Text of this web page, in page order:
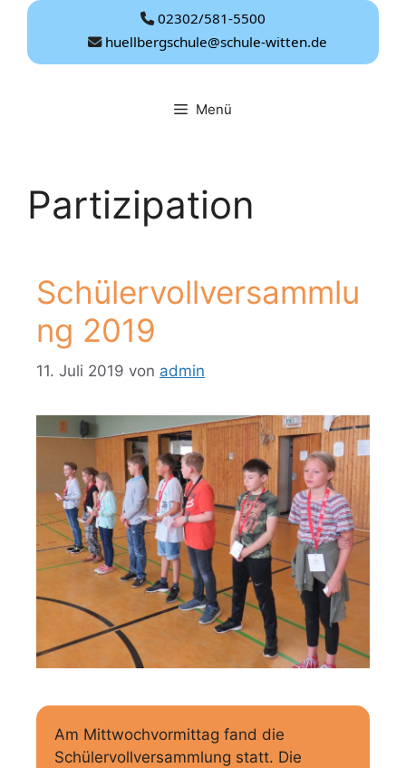
Zum
springen
02302/581-5500
huellbergschule@schule-witten.de
Menü
Partizipation
Schülervollversammlu
ng 2019
11. Juli 2019 von admin
Am Mittwochvormittag fand die
Schülervollversammlung statt. Die